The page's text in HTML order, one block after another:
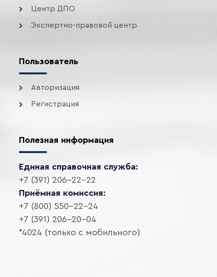
Центр ДПО
Экспертно-правовой центр
Пользователь
Авторизация
Регистрация
Полезная информация
Единая справочная служба:
+7 (391) 206-22-22
Приёмная комиссия:
+7 (800) 550-22-24
+7 (391) 206-20-04
*4024 (только с мобильного)